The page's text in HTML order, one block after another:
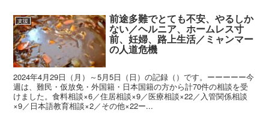
支援 前途多難でとても不安、やるしか
ない／ヘルニア、ホームレス寸
前、妊婦、路上生活／ミャンマー
の人道危機
2024年4月29日（月）～5月5日（日）の記録（）です。ーーーーー今
週は、難民・仮放免・外国籍・日本国籍の方から計70件の相談を受
けました。食料相談×6／住居相談×9／医療相談×22／入管関係相談
×9／日本語教育相談×2／その他×22ー...